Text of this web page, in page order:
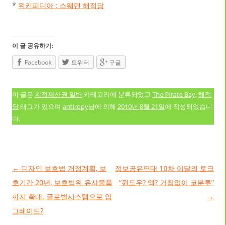
* 위키피디아 : 스웨덴 해적당
이 글 공유하기:
Facebook
트위터 구글
이 글은 지적재산권 일반 카테고리에 분류되었고 The Pirate Bay,해적
당태그가 있으며 antiropy님에 의해 2010년 8월 21일에 작성되었습니
다.
글 네비게이션
← 디자인 보호법 개정계획, 보
호기간 20년, 보호범위 유사물품
까지 확대. 글로벌시스템으로 업
그레이드?
정보공유연대 10차 이달의 토크
“윈도우? 맥? 거침없이 코분투”
→